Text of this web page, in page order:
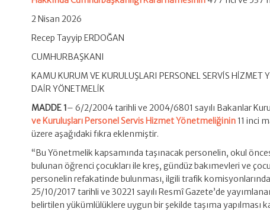
2 Nisan 2026
Recep Tayyip ERDOĞAN
CUMHURBAŞKANI
KAMU KURUM VE KURULUŞLARI PERSONEL SERVİS
DAİR YÖNETMELİK
MADDE 1 – 6/2/2004 tarihli ve 2004/6801 sayılı Bakanlar
ve Kuruluşları Personel Servis Hizmet Yönetmeliğinin 11 inci
üzere aşağıdaki fıkra eklenmiştir.
“Bu Yönetmelik kapsamında taşınacak personelin, okul
bulunan öğrenci çocukları ile kreş, gündüz bakımevleri ve
personelin refakatinde bulunması, ilgili trafik
25/10/2017 tarihli ve 30221 sayılı Resmî Gazete’de
belirtilen yükümlülüklere uygun bir şekilde taşıma yapılması